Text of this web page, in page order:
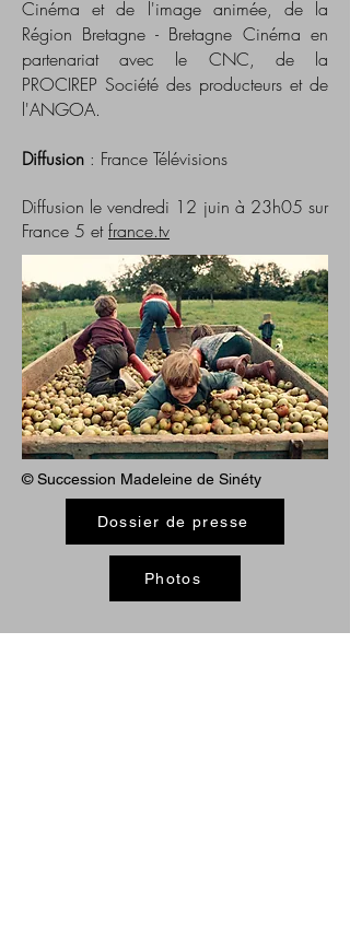
Cinéma et de l'image animée, de la
Région Bretagne - Bretagne Cinéma en
partenariat avec le CNC, de la
PROCIREP Société des producteurs et de
l'ANGOA.
Diffusion : France Télévisions
Diffusion le vendredi 12 juin à 23h05 sur
France 5 etfrance.tv
© Succession Madeleine de Sinéty
Dossier de presse
Photos